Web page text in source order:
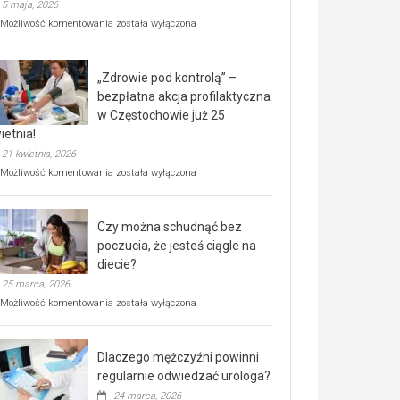
5 maja, 2026
Możliwość komentowania Rusza
rehabilitacji
dla
seniorów!
została wyłączona
„Zdrowie pod kontrolą” –
bezpłatna akcja profilaktyczna
w Częstochowie już 25
21 kwietnia, 2026
Możliwość komentowania „Zdrowie
bezpłatna
akcja
profilaktyczna
w
już
kwietnia!
została wyłączona
Czy można schudnąć bez
poczucia, że jesteś ciągle na
diecie?
25 marca, 2026
Możliwość komentowania Czy
poczucia,
że
została wyłączona
Dlaczego mężczyźni powinni
regularnie odwiedzać urologa?
24 marca, 2026